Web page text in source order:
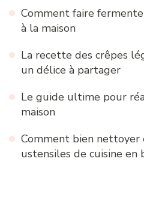
Comment faire
à la maison
La recette des crêpes
un délice à partager
Le guide ultime pour
maison
Comment bien
ustensiles de cuisine en